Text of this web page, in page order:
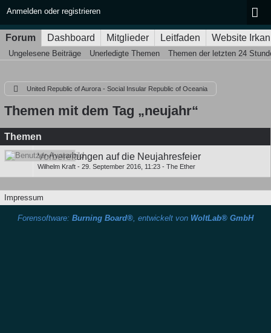
Anmelden oder registrieren
Forum Dashboard Mitglieder Leitfaden Website
Ungelesene Beiträge Unerledigte Themen Themen der letzten 24
United Republic of Aurora - Social Insular Republic of Oceania
Themen mit dem Tag „neujahr“
Themen
Vorbereitungen auf die Neujahresfeier
Wilhelm Kraft - 29. September 2016, 11:23 - The Ether
Impressum
Forensoftware: Burning Board®, entwickelt von WoltLab® GmbH